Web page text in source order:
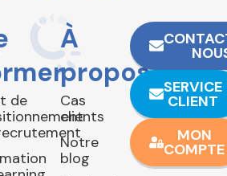
de
À
propos
Cas
clients
Notre
blog
SERVICE
CLIENT
MON
COMPTE